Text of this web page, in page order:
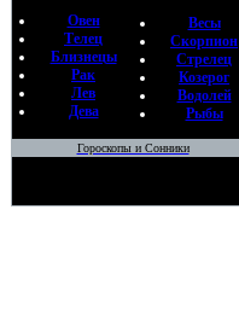
Овен
Телец
Близнецы
Рак
Лев
Дева
Весы
Скорпион
Стрелец
Козерог
Водолей
Рыбы
Гороскопы и Сонники